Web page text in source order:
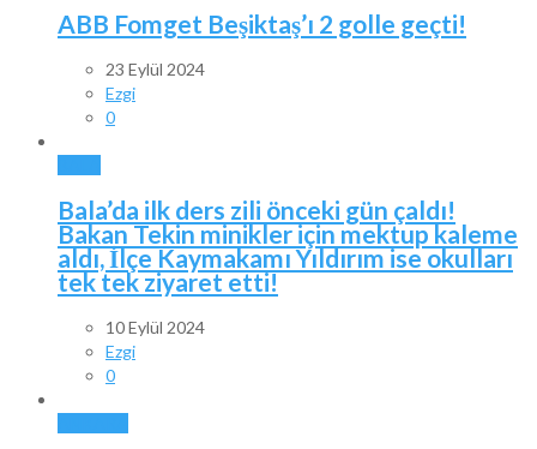
ABB Fomget Beşiktaş’ı 2 golle geçti!
23 Eylül 2024
Ezgi
0
Bala’da ilk ders zili önceki gün çaldı!
Bakan Tekin minikler için mektup kaleme
aldı, İlçe Kaymakamı Yıldırım ise okulları
tek tek ziyaret etti!
10 Eylül 2024
Ezgi
0